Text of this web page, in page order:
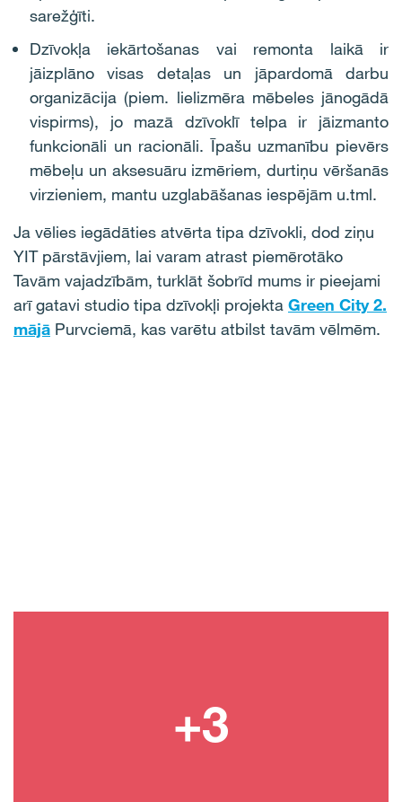
sarežģīti.
Dzīvokļa iekārtošanas vai remonta laikā ir
jāizplāno visas detaļas un jāpardomā darbu
organizācija (piem. lielizmēra mēbeles jānogādā
vispirms), jo mazā dzīvoklī telpa ir jāizmanto
funkcionāli un racionāli. Īpašu uzmanību pievērs
mēbeļu un aksesuāru izmēriem, durtiņu vēršanās
virzieniem, mantu uzglabāšanas iespējām u.tml.
Ja vēlies iegādāties atvērta tipa dzīvokli, dod ziņu
YIT pārstāvjiem, lai varam atrast piemērotāko
Tavām vajadzībām, turklāt šobrīd mums ir pieejami
arī gatavi studio tipa dzīvokļi projekta Green City 2.
mājā Purvciemā, kas varētu atbilst tavām vēlmēm.